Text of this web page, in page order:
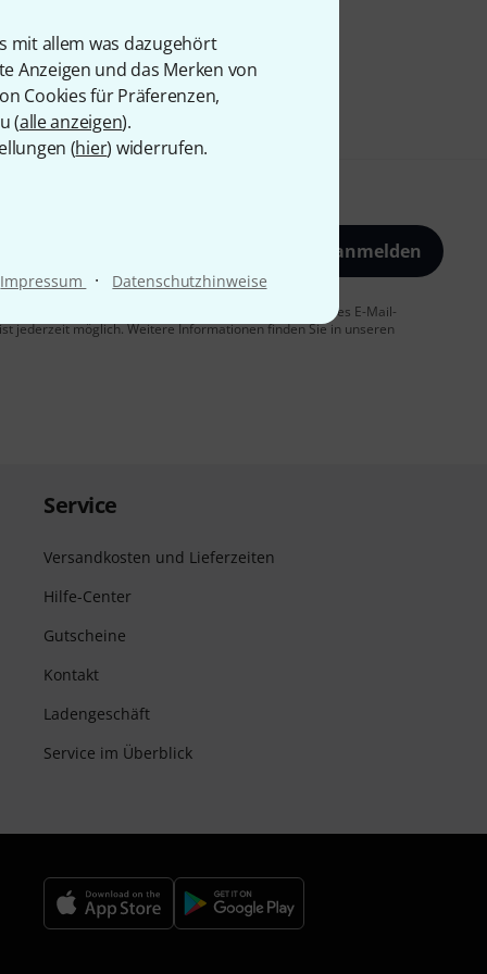
mit allem was dazugehört
Anzeigen und das Merken von
Cookies für Präferenzen,
(alle anzeigen).
(hier) widerrufen.
Impressum · Datenschutzhinweise
Jetzt anmelden
dem Erhalt von E-Mail-Werbung und einer Messung des E-Mail-
jederzeit möglich. Weitere Informationen finden Sie in unseren
Service
Versandkosten und Lieferzeiten
Hilfe-Center
Gutscheine
Kontakt
Ladengeschäft
Service im Überblick